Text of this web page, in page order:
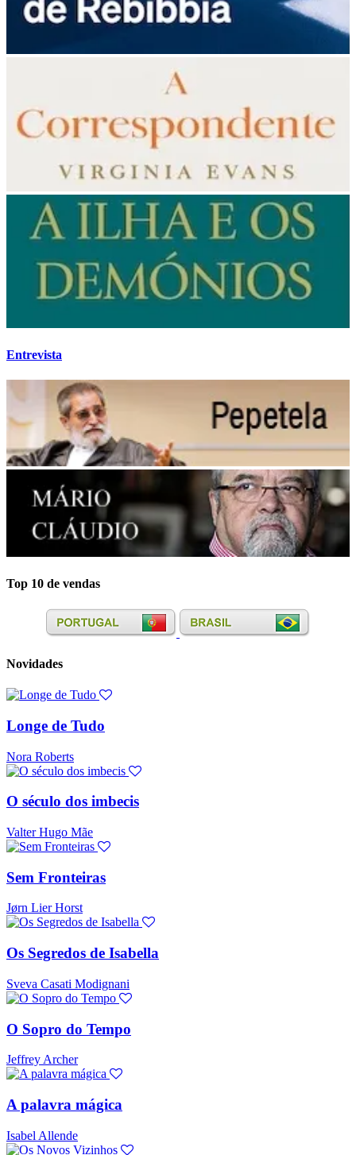
Entrevista
Top 10 de vendas
Novidades
Longe de Tudo
Nora Roberts
O século dos imbecis
Valter Hugo Mãe
Sem Fronteiras
Jørn Lier Horst
Os Segredos de Isabella
Sveva Casati Modignani
O Sopro do Tempo
Jeffrey Archer
A palavra mágica
Isabel Allende